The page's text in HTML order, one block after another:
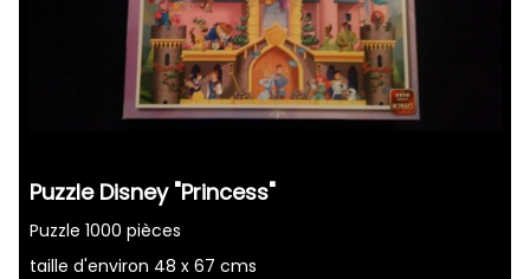
Puzzle Disney "Princess"
Puzzle 1000 pièces
taille d'environ 48 x 67 cms